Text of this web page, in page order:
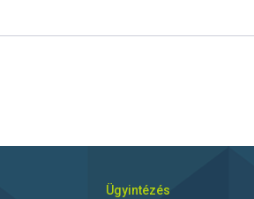
Ügyintézés